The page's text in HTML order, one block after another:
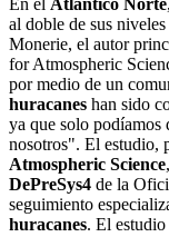
al doble de sus
Monerie, el autor
for Atmospheric
por medio de un
huracanes han sido
ya que solo podíamos
nosotros". El estudio,
Atmospheric Science
DePreSys4 de la
seguimiento
huracanes. El estudio